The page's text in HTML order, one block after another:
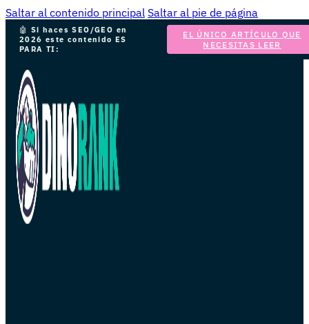
Saltar al contenido principal Saltar al pie de página
🤖 Si haces SEO/GEO en
2026 este contenido ES
PARA TI:
EL ÚNICO ARTÍCULO QUE
NECESITAS LEER